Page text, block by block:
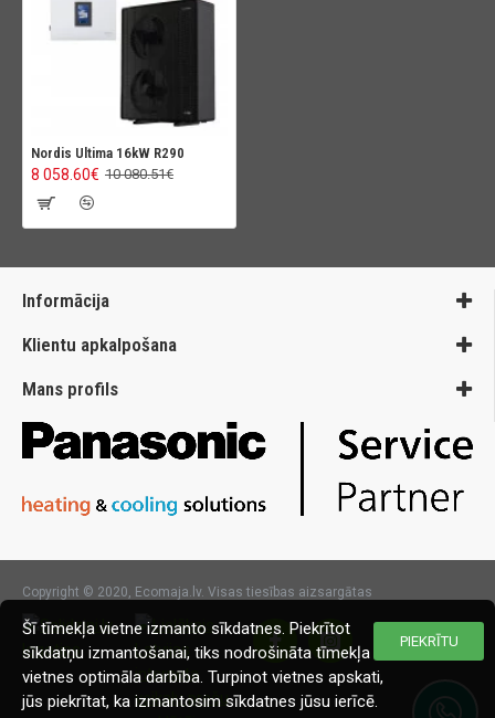
Nordis Ultima 16kW R290
8 058.60€ 10 080.51€
Informācija
Klientu apkalpošana
Mans profils
Copyright © 2020, Ecomaja.lv. Visas tiesības aizsargātas
PIEKRĪTU
Šī tīmekļa vietne izmanto sīkdatnes. Piekrītot
sīkdatņu izmantošanai, tiks nodrošināta tīmekļa
vietnes optimāla darbība. Turpinot vietnes apskati,
jūs piekrītat, ka izmantosim sīkdatnes jūsu ierīcē.